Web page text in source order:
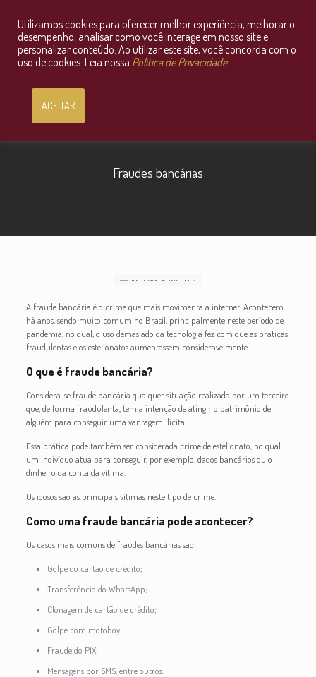
Consultoria Jurídica OnLine
Fraudes bancárias
A fraude bancária é o crime que mais movimenta a internet. Acontecem
há anos, sendo muito comum no Brasil, principalmente neste período de
pandemia, no qual, o uso demasiado da tecnologia fez com que as práticas
fraudulentas e os estelionatos aumentassem consideravelmente.
O que é fraude bancária?
Considera-se fraude bancária qualquer situação realizada por um terceiro
que, de forma fraudulenta, tem a intenção de atingir o patrimônio de
alguém para conseguir uma vantagem ilícita.
Essa prática pode também ser considerada crime de estelionato, no qual
um indivíduo atua para conseguir, por exemplo, dados bancários ou o
dinheiro da conta da vítima.
Os idosos são as principais vítimas neste tipo de crime.
Como uma fraude bancária pode acontecer?
Os casos mais comuns de fraudes bancárias são:
Golpe do cartão de crédito;
Transferência do WhatsApp;
Clonagem de cartão de crédito;
Golpe com motoboy;
Fraude do PIX;
Mensagens por SMS, entre outros.
Utilizamos cookies para oferecer melhor experiência, melhorar o
desempenho, analisar como você interage em nosso site e
personalizar conteúdo. Ao utilizar este site, você concorda com o
uso de cookies. Leia nossa Política de Privacidade
ACEITAR